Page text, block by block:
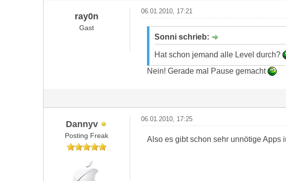
ray0n
Gast
06.01.2010, 17:21
Sonni schrieb:
Hat schon jemand alle Level durch?
Nein! Gerade mal Pause gemacht
Dannyv
Posting Freak
06.01.2010, 17:25
Also es gibt schon sehr unnötige Apps